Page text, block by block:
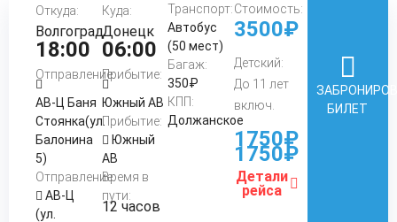
Откуда:
Волгоград
18:00
Отправление:
АВ-Ц Баня
Стоянка(ул.
Балонина
5)
Отправление:
АВ-Ц
(ул.
Куда:
Донецк
06:00
Прибытие:
Южный АВ
Прибытие:
Южный
АВ
Время в
пути:
12 часов
Транспорт:
Автобус
(50 мест)
Багаж:
350₽
КПП:
Должанское
Стоимость:
3500₽
Детский:
До 11 лет
включ.
1750₽
1750₽
Детали
рейса
БИЛЕТ